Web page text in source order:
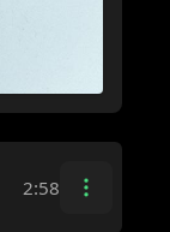
2:58